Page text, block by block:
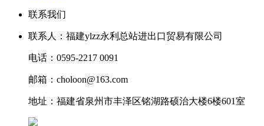
联系我们
联系人：福建ylzz永利总站进出口贸易有限公司
电话：0595-2217 0091
邮箱：choloon@163.com
地址：福建省泉州市丰泽区铭湖路硕治大楼6楼601室